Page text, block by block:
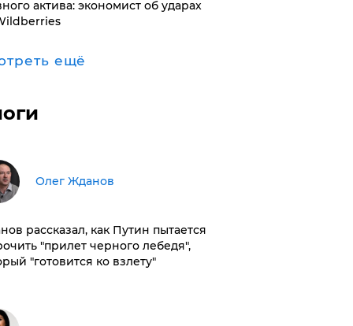
актива: экономист об ударах
ещё
Олег Жданов
рассказал, как Путин пытается
"прилет черного лебедя",
"готовится ко взлету"